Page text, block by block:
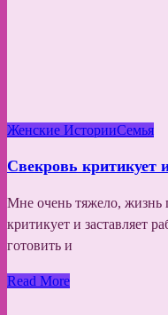
Женские ИсторииСемья
Свекровь критикует
Мне очень тяжело, жизнь
критикует и заставляет
готовить и
Read More